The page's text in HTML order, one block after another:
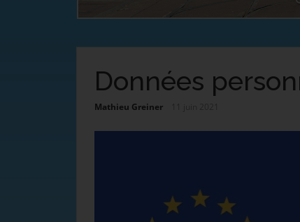
Données
Mathieu Greiner